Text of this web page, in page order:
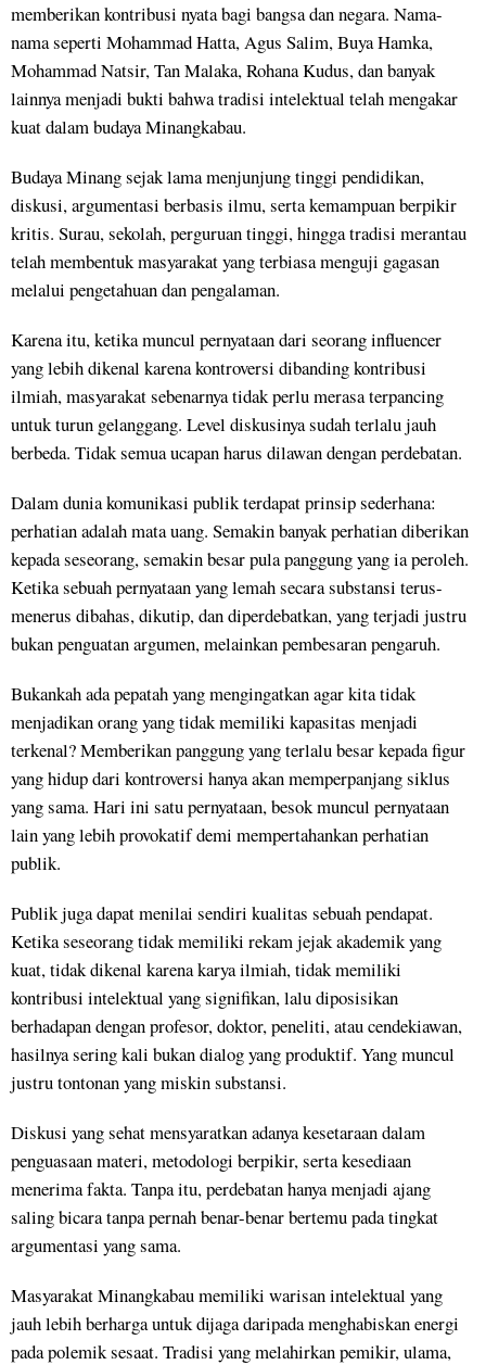
memberikan kontribusi nyata bagi bangsa dan negara. Nama-
nama seperti Mohammad Hatta, Agus Salim, Buya Hamka,
Mohammad Natsir, Tan Malaka, Rohana Kudus, dan banyak
lainnya menjadi bukti bahwa tradisi intelektual telah mengakar
kuat dalam budaya Minangkabau.
Budaya Minang sejak lama menjunjung tinggi pendidikan,
diskusi, argumentasi berbasis ilmu, serta kemampuan berpikir
kritis. Surau, sekolah, perguruan tinggi, hingga tradisi merantau
telah membentuk masyarakat yang terbiasa menguji gagasan
melalui pengetahuan dan pengalaman.
Karena itu, ketika muncul pernyataan dari seorang influencer
yang lebih dikenal karena kontroversi dibanding kontribusi
ilmiah, masyarakat sebenarnya tidak perlu merasa terpancing
untuk turun gelanggang. Level diskusinya sudah terlalu jauh
berbeda. Tidak semua ucapan harus dilawan dengan perdebatan.
Dalam dunia komunikasi publik terdapat prinsip sederhana:
perhatian adalah mata uang. Semakin banyak perhatian diberikan
kepada seseorang, semakin besar pula panggung yang ia peroleh.
Ketika sebuah pernyataan yang lemah secara substansi terus-
menerus dibahas, dikutip, dan diperdebatkan, yang terjadi justru
bukan penguatan argumen, melainkan pembesaran pengaruh.
Bukankah ada pepatah yang mengingatkan agar kita tidak
menjadikan orang yang tidak memiliki kapasitas menjadi
terkenal? Memberikan panggung yang terlalu besar kepada figur
yang hidup dari kontroversi hanya akan memperpanjang siklus
yang sama. Hari ini satu pernyataan, besok muncul pernyataan
lain yang lebih provokatif demi mempertahankan perhatian
publik.
Publik juga dapat menilai sendiri kualitas sebuah pendapat.
Ketika seseorang tidak memiliki rekam jejak akademik yang
kuat, tidak dikenal karena karya ilmiah, tidak memiliki
kontribusi intelektual yang signifikan, lalu diposisikan
berhadapan dengan profesor, doktor, peneliti, atau cendekiawan,
hasilnya sering kali bukan dialog yang produktif. Yang muncul
justru tontonan yang miskin substansi.
Diskusi yang sehat mensyaratkan adanya kesetaraan dalam
penguasaan materi, metodologi berpikir, serta kesediaan
menerima fakta. Tanpa itu, perdebatan hanya menjadi ajang
saling bicara tanpa pernah benar-benar bertemu pada tingkat
argumentasi yang sama.
Masyarakat Minangkabau memiliki warisan intelektual yang
jauh lebih berharga untuk dijaga daripada menghabiskan energi
pada polemik sesaat. Tradisi yang melahirkan pemikir, ulama,